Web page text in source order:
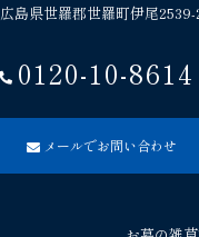
広島県世羅郡世羅町伊尾2539-
0120-10-8614
メールでお問い合わせ